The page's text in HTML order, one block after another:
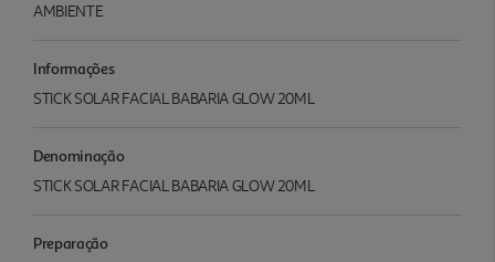
AMBIENTE
Informações
STICK SOLAR FACIAL BABARIA GLOW 20ML
Denominação
STICK SOLAR FACIAL BABARIA GLOW 20ML
Preparação